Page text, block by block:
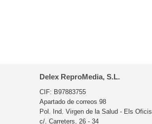
Delex ReproMedia, S.L.
CIF: B97883755
Apartado de correos 98
Pol. Ind. Virgen de la Salud - Els Oficis
c/. Carreters, 26 - 34